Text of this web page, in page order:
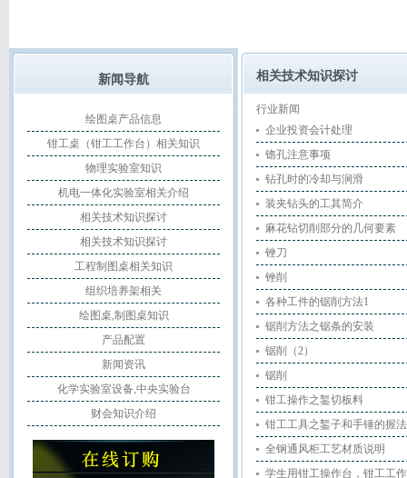
新闻导航
绘图桌产品信息
钳工桌（钳工工作台）相关知识
物理实验室知识
机电一体化实验室相关介绍
相关技术知识探讨
相关技术知识探讨
工程制图桌相关知识
组织培养架相关
绘图桌,制图桌知识
产品配置
新闻资讯
化学实验室设备,中央实验台
财会知识介绍
相关技术知识探讨
行业新闻
企业投资会计处理
锪孔注意事项
钻孔时的冷却与涧滑
装夹钻头的工其简介
麻花钻切削部分的几何要素
锉刀
锉削
各种工件的锯削方法1
锯削方法之锯条的安装
锯削（2）
锯削
钳工操作之錾切板料
钳工工具之錾子和手锤的握法
全钢通风柜工艺材质说明
学生用钳工操作台，钳工工